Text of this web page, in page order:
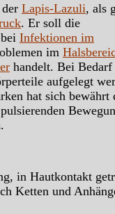
Lapis-Lazuli, als
. Er soll die
Infektionen im
im
handelt. Bei
aufgelegt
hat sich bewährt
in Hautkontakt
Ketten und